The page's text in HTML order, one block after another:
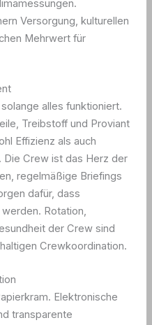
Versorgung, kulturellen
Mehrwert für
alles funktioniert.
Treibstoff und Proviant
Effizienz als auch
Die Crew ist das Herz der
regelmäßige Briefings
dafür, dass
Rotation,
der Crew sind
Crewkoordination.
Elektronische
transparente